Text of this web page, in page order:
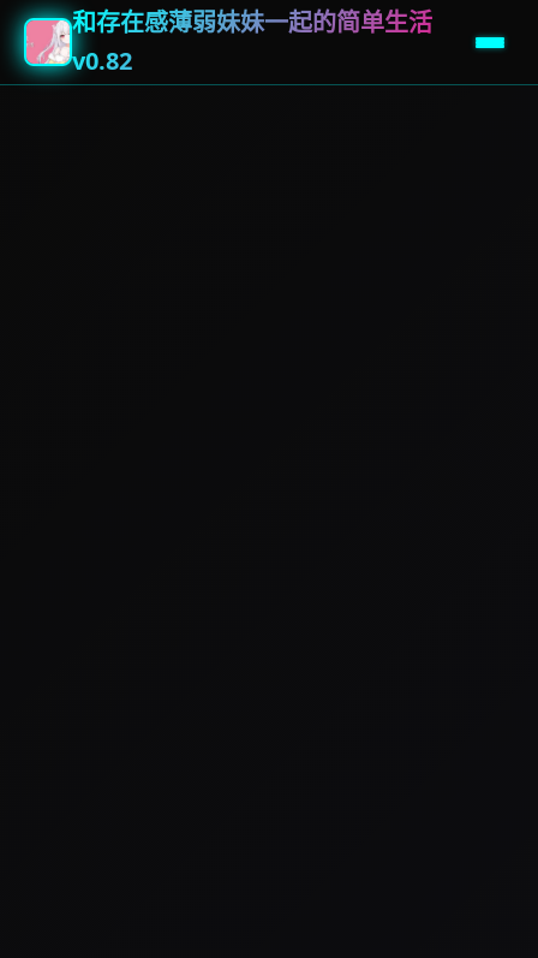
和存在感薄弱妹妹一起的简单生活
v0.82